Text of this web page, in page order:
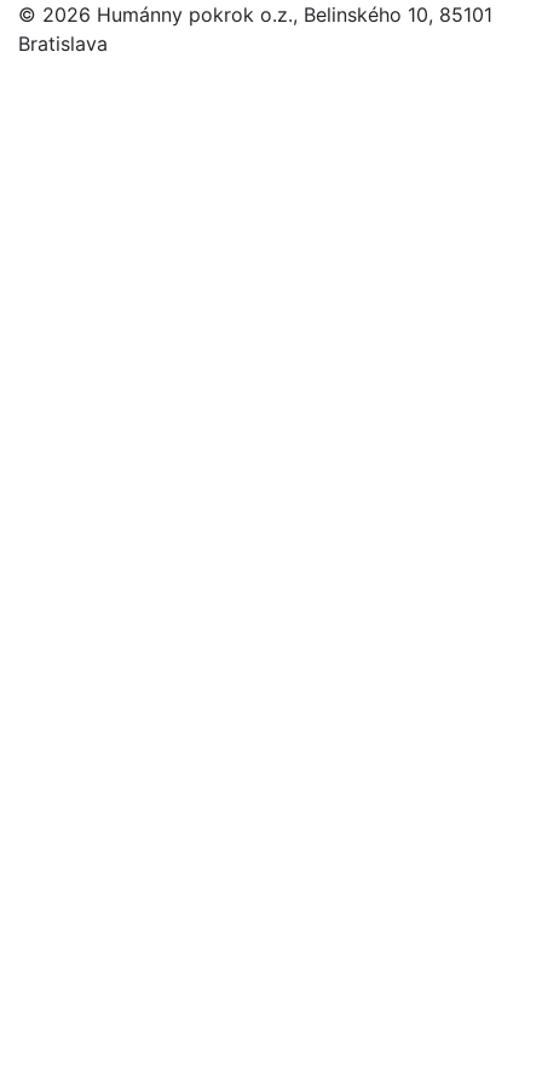
© 2026 Humánny pokrok o.z., Belinského 10, 85101
Bratislava